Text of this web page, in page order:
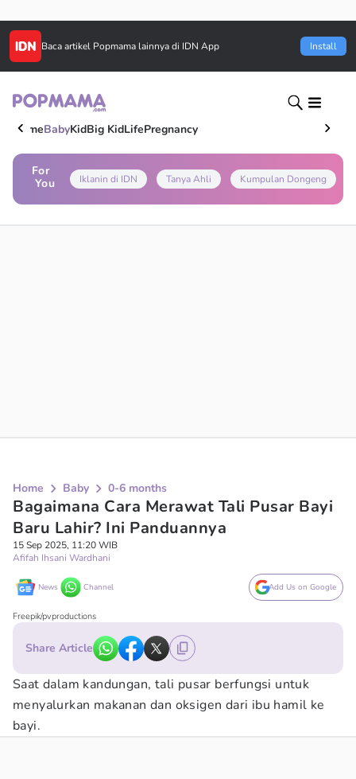
Baca artikel Popmama lainnya di IDN App Install
HomeBabyKidBig KidLifePregnancy
For
You
Iklanin di IDN Tanya Ahli Kumpulan Dongeng
Home Baby 0-6 months
Bagaimana Cara Merawat Tali Pusar Bayi
Baru Lahir? Ini Panduannya
15 Sep 2025, 11:20 WIB
Afifah Ihsani Wardhani
News Channel Add Us on Google
Freepik/pvproductions
Share Article
Saat dalam kandungan, tali pusar berfungsi untuk
menyalurkan makanan dan oksigen dari ibu hamil ke
bayi.